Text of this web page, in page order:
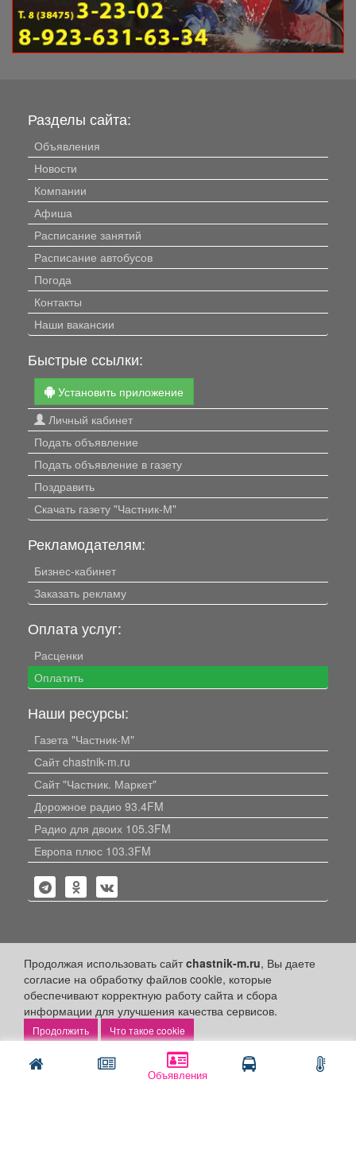
Объявления
Продолжая использовать сайтchastnik-m.ru, Вы даете
согласие на обработку файлов cookie, которые
обеспечивают корректную работу сайта и сбора
информации для улучшения качества сервисов.
Что такое cookie
Разделы сайта:
Объявления
Новости
Компании
Афиша
Расписание занятий
Расписание автобусов
Погода
Контакты
Наши вакансии
Быстрые ссылки:
Установить приложение
Личный кабинет
Подать объявление
Подать объявление в газету
Поздравить
Скачать газету "Частник-М"
Рекламодателям:
Бизнес-кабинет
Заказать рекламу
Оплата услуг:
Расценки
Оплатить
Наши ресурсы:
Газета "Частник-М"
Сайт chastnik-m.ru
Сайт "Частник. Маркет"
Дорожное радио 93.4FM
Радио для двоих 105.3FM
Европа плюс 103.3FM
Политика конфиденциальности
Публикации с пометкой «Реклама», «На правах рекламы»,
«Партнёрский проект» оплачены рекламодателем.
Редакция сайта не несет ответственности за достоверность
информации, содержащейся в рекламных материалах и
объявлениях.
+16 © 2006-2026 ООО "Частник-М"